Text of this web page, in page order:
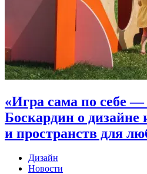
«Игра сама по себе
Боскардин о дизайне
и пространств для
Дизайн
Новости